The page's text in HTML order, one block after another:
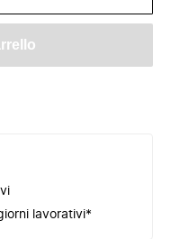
lavorativi*